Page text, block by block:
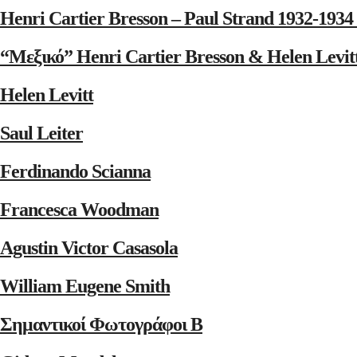
Henri Cartier Bresson – Paul Strand 1932-
“Μεξικό” Henri Cartier Bresson & Helen
Helen Levitt
Saul Leiter
Ferdinando Scianna
Francesca Woodman
Agustin Victor Casasola
William Eugene Smith
Σημαντικοί Φωτογράφοι Β